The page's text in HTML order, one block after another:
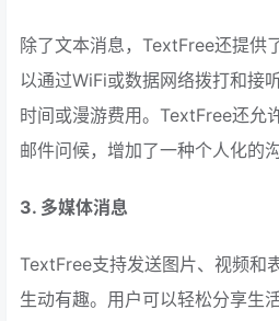
除了文本消息，TextFree还提供
以通过WiFi或数据网络拨打和接
时间或漫游费用。TextFree还允
邮件问候，增加了一种个人化的沟
3. 多媒体消息
TextFree支持发送图片、视频和
生动有趣。用户可以轻松分享生